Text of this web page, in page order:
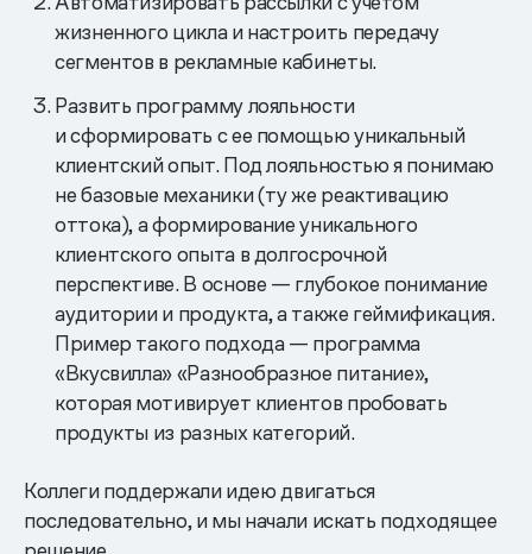
жизненного цикла и настроить передачу
сегментов в рекламные кабинеты.
Развить программу лояльности
и сформировать с ее помощью уникальный
клиентский опыт. Под лояльностью я понимаю
не базовые механики (ту же реактивацию
оттока), а формирование уникального
клиентского опыта в долгосрочной
перспективе. В основе — глубокое понимание
аудитории и продукта, а также геймификация.
Пример такого подхода — программа
«Вкусвилла» «Разнообразное питание»,
которая мотивирует клиентов пробовать
продукты из разных категорий.
Коллеги поддержали идею двигаться
последовательно, и мы начали искать подходящее